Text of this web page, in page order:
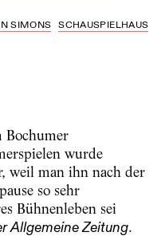
SIMONS
SCHAUSPIELHAUS
Bochumer
wurde
weil man ihn nach der
so sehr
Bühnenleben sei
Allgemeine Zeitung.